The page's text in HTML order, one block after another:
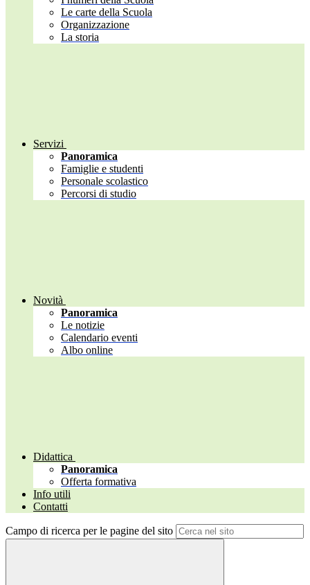
Le carte della Scuola
Organizzazione
La storia
Servizi
Panoramica
Famiglie e studenti
Personale scolastico
Percorsi di studio
Novità
Panoramica
Le notizie
Calendario eventi
Albo online
Didattica
Panoramica
Offerta formativa
Info utili
Contatti
Campo di ricerca per le pagine del sito